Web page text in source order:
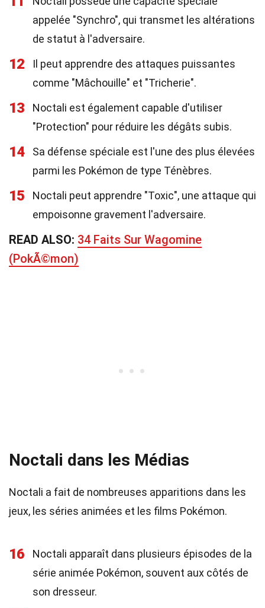
appelée "Synchro", qui transmet les altérations
de statut à l'adversaire.
12
Il peut apprendre des attaques puissantes
comme "Mâchouille" et "Tricherie".
13
Noctali est également capable d'utiliser
"Protection" pour réduire les dégâts subis.
14
Sa défense spéciale est l'une des plus élevées
parmi les Pokémon de type Ténèbres.
15
Noctali peut apprendre "Toxic", une attaque qui
empoisonne gravement l'adversaire.
READ ALSO: 34 Faits Sur Wagomine
(PokÃ©mon)
Noctali dans les Médias
Noctali a fait de nombreuses apparitions dans les
jeux, les séries animées et les films Pokémon.
16
Noctali apparaît dans plusieurs épisodes de la
série animée Pokémon, souvent aux côtés de
son dresseur.